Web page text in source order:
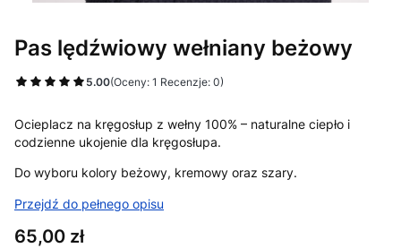
Pas lędźwiowy wełniany beżowy
5.00(Oceny: 1 Recenzje: 0)
Ocieplacz na kręgosłup z wełny 100% – naturalne ciepło i
codzienne ukojenie dla kręgosłupa.
Do wyboru kolory beżowy, kremowy oraz szary.
Przejdź do pełnego opisu
Cena
65,00 zł